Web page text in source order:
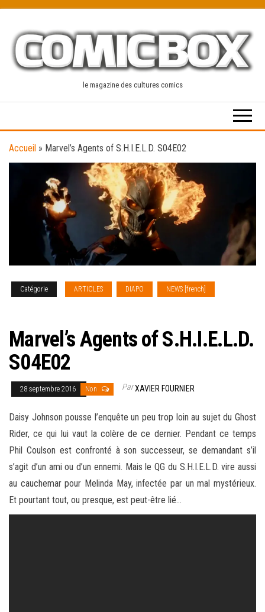
content
le magazine des cultures comics
Accueil » Marvel’s Agents of S.H.I.E.L.D. S04E02
Catégorie ARTICLES DIAPO NEWS [french]
Marvel’s Agents of S.H.I.E.L.D.
S04E02
28 septembre 2016 Non ParXAVIER FOURNIER
Daisy Johnson pousse l’enquête un peu trop loin au sujet du Ghost
Rider, ce qui lui vaut la colère de ce dernier. Pendant ce temps
Phil Coulson est confronté à son successeur, se demandant s’il
s’agit d’un ami ou d’un ennemi. Mais le QG du S.H.I.E.L.D. vire aussi
au cauchemar pour Melinda May, infectée par un mal mystérieux.
Et pourtant tout, ou presque, est peut-être lié…